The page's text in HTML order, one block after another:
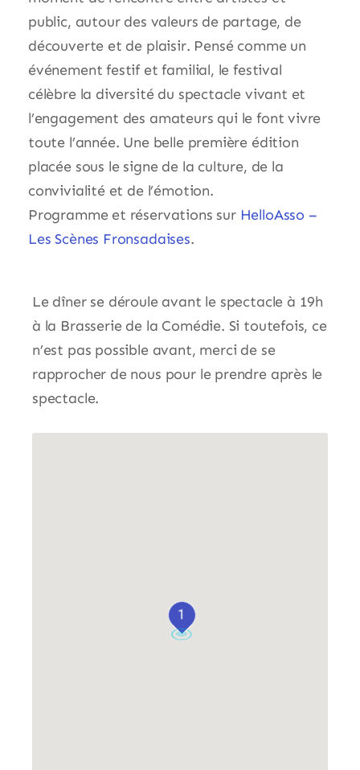
public, autour des valeurs de partage, de
découverte et de plaisir. Pensé comme un
événement festif et familial, le festival
célèbre la diversité du spectacle vivant et
l’engagement des amateurs qui le font vivre
toute l’année. Une belle première édition
placée sous le signe de la culture, de la
convivialité et de l’émotion.
Programme et réservations sur HelloAsso –
Les Scènes Fronsadaises.
Le dîner se déroule avant le spectacle à 19h
à la Brasserie de la Comédie. Si toutefois, ce
n’est pas possible avant, merci de se
rapprocher de nous pour le prendre après le
spectacle.
1